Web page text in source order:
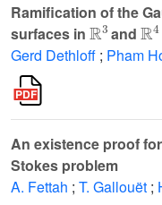
Ramification of the
surfaces in
ℝ3
and
ℝ
Gerd Dethloff ; Pham
An existence proof
Stokes problem
A. Fettah ; T. Gallouët ;